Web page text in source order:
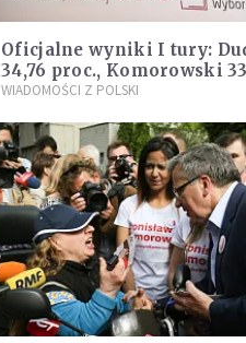
Oficjalne wyniki I tury:
34,76 proc., Komorowski
proc
WIADOMOŚCI Z POLSKI